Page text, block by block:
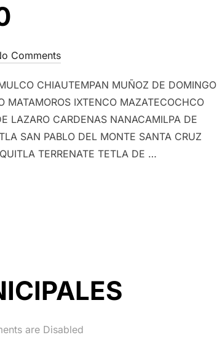
Comments
CHIAUTEMPAN MUÑOZ DE DOMINGO
MATAMOROS IXTENCO MAZATECOCHCO
LAZARO CARDENAS NANACAMILPA DE
SAN PABLO DEL MONTE SANTA CRUZ
TERRENATE TETLA DE …
are Disabled